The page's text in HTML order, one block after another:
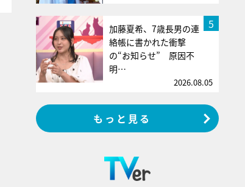
5
加藤夏希、7歳長男の連
絡帳に書かれた衝撃
の“お知らせ” 原因不
明…
2026.08.05
もっと見る